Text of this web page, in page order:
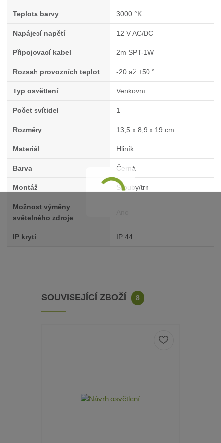
Teplota barvy 3000 °K
Napájecí napětí 12 V AC/DC
Připojovací kabel 2m SPT-1W
Rozsah provozních teplot -20 až +50 °
Typ osvětlení Venkovní
Počet svítidel 1
Rozměry 13,5 x 8,9 x 19 cm
Materiál Hliník
Barva Černá
Montáž Šrouby/trn
Možnost výměny
světelného zdroje
IP krytí IP 44
SOUVISEJÍCÍ ZBOŽÍ 8